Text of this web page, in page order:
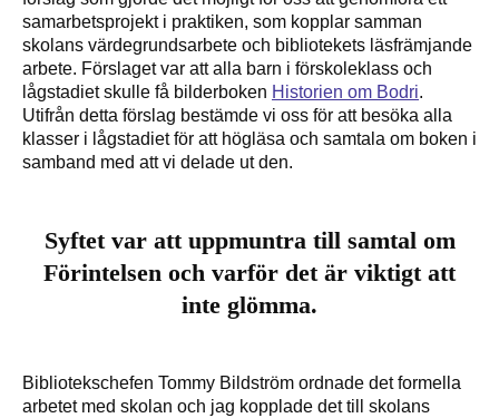
samarbetsprojekt i praktiken, som kopplar samman
skolans värdegrundsarbete och bibliotekets läsfrämjande
arbete. Förslaget var att alla barn i förskoleklass och
lågstadiet skulle få bilderboken Historien om Bodri.
Utifrån detta förslag bestämde vi oss för att besöka alla
klasser i lågstadiet för att högläsa och samtala om boken i
samband med att vi delade ut den.
Syftet var att uppmuntra till samtal om
Förintelsen och varför det är viktigt att
inte glömma.
Bibliotekschefen Tommy Bildström ordnade det formella
arbetet med skolan och jag kopplade det till skolans